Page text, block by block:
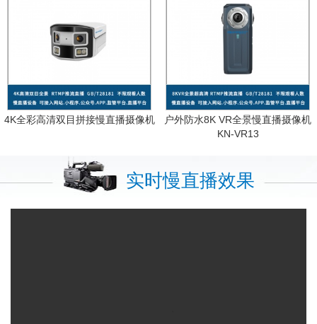
4K全彩高清双目拼接慢直播摄像机
户外防水8K VR全景慢直播摄像机
KN-VR13
实时慢直播效果